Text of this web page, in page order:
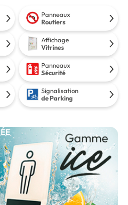
Panneaux
Routiers
Affichage
Vitrines
Panneaux
Sécurité
Signalisation
de Parking